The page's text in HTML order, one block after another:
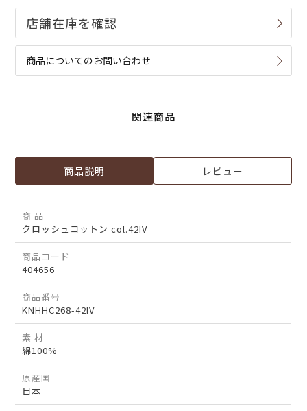
商品についてのお問い合わせ
関連商品
商品説明 レビュー
商 品
クロッシュコットン col.42IV
商品コード
404656
商品番号
KNHHC268-42IV
素 材
綿100%
原産国
日本